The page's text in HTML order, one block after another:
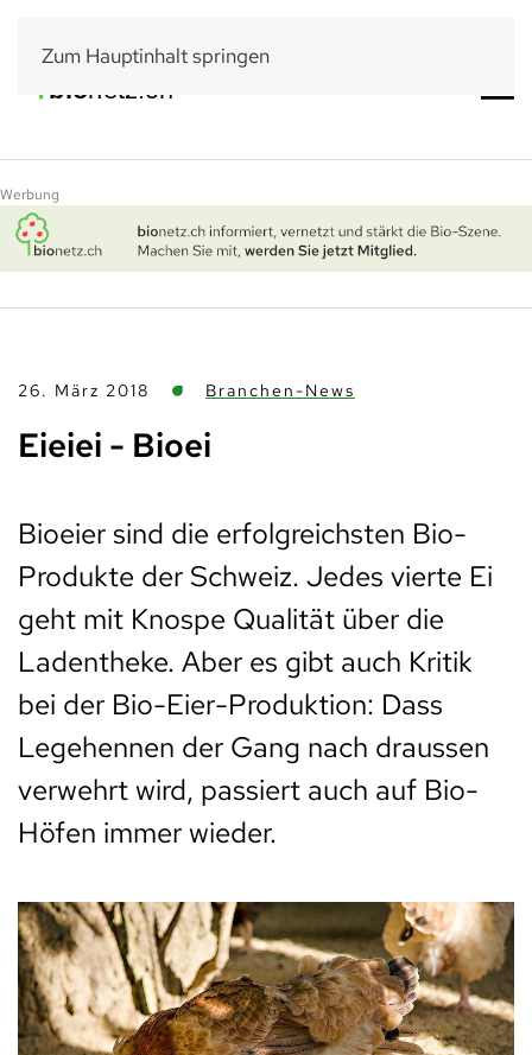
Zum Hauptinhalt springen
Werbung
26. März 2018 Branchen-News
Eieiei - Bioei
Bioeier sind die erfolgreichsten Bio-
Produkte der Schweiz. Jedes vierte Ei
geht mit Knospe Qualität über die
Ladentheke. Aber es gibt auch Kritik
bei der Bio-Eier-Produktion: Dass
Legehennen der Gang nach draussen
verwehrt wird, passiert auch auf Bio-
Höfen immer wieder.